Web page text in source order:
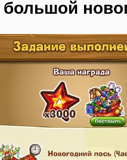
большой